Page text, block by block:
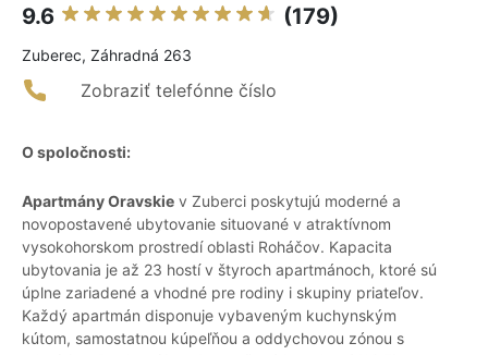
9.6 (179)
Zuberec, Záhradná 263
Zobraziť telefónne číslo
O spoločnosti:
Apartmány Oravskie v Zuberci poskytujú moderné a
novopostavené ubytovanie situované v atraktívnom
vysokohorskom prostredí oblasti Roháčov. Kapacita
ubytovania je až 23 hostí v štyroch apartmánoch, ktoré sú
úplne zariadené a vhodné pre rodiny i skupiny priateľov.
Každý apartmán disponuje vybaveným kuchynským
kútom, samostatnou kúpeľňou a oddychovou zónou s